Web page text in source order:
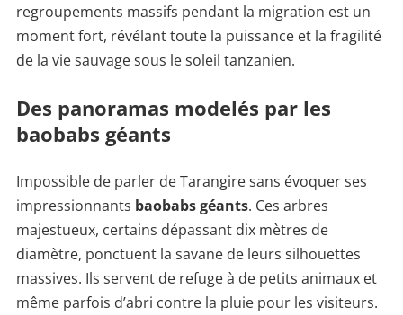
regroupements massifs pendant la migration est un
moment fort, révélant toute la puissance et la fragilité
de la vie sauvage sous le soleil tanzanien.
Des panoramas modelés par les
baobabs géants
Impossible de parler de Tarangire sans évoquer ses
impressionnants baobabs géants. Ces arbres
majestueux, certains dépassant dix mètres de
diamètre, ponctuent la savane de leurs silhouettes
massives. Ils servent de refuge à de petits animaux et
même parfois d’abri contre la pluie pour les visiteurs.